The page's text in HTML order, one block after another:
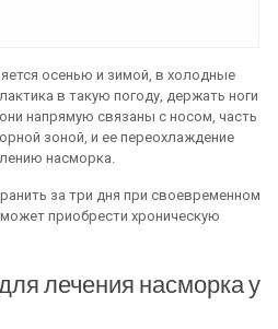
осенью и зимой, в холодные
в такую погоду, держать ноги
напрямую связаны с носом, часть
зоной, и ее переохлаждение
насморка.
за три дня при своевременном
приобрести хроническую
лечения насморка у